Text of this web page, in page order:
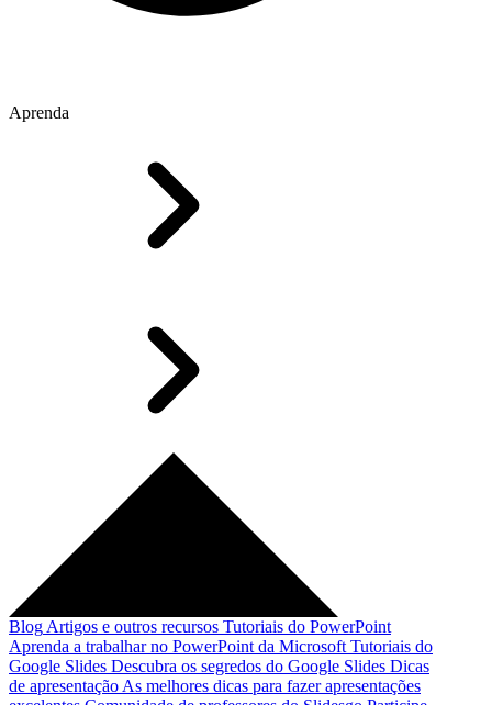
Aprenda
Blog Artigos e outros recursos Tutoriais do PowerPoint
Aprenda a trabalhar no PowerPoint da Microsoft Tutoriais do
Google Slides Descubra os segredos do Google Slides Dicas
de apresentação As melhores dicas para fazer apresentações